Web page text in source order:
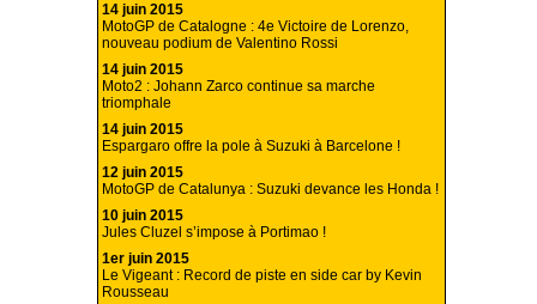
14 juin 2015
MotoGP de Catalogne : 4e Victoire de Lorenzo,
nouveau podium de Valentino Rossi
14 juin 2015
Moto2 : Johann Zarco continue sa marche
triomphale
14 juin 2015
Espargaro offre la pole à Suzuki à Barcelone !
12 juin 2015
MotoGP de Catalunya : Suzuki devance les Honda !
10 juin 2015
Jules Cluzel s’impose à Portimao !
1er juin 2015
Le Vigeant : Record de piste en side car by Kevin
Rousseau